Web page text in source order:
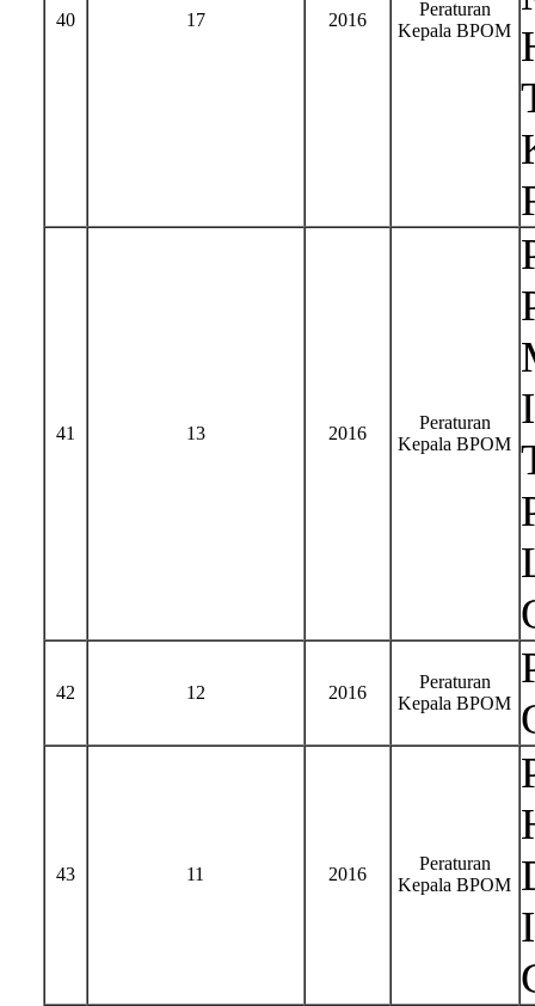
40 17 2016
Peraturan
Kepala BPOM
41 13 2016
Peraturan
Kepala BPOM
42 12 2016
Peraturan
Kepala BPOM
43 11 2016
Peraturan
Kepala BPOM